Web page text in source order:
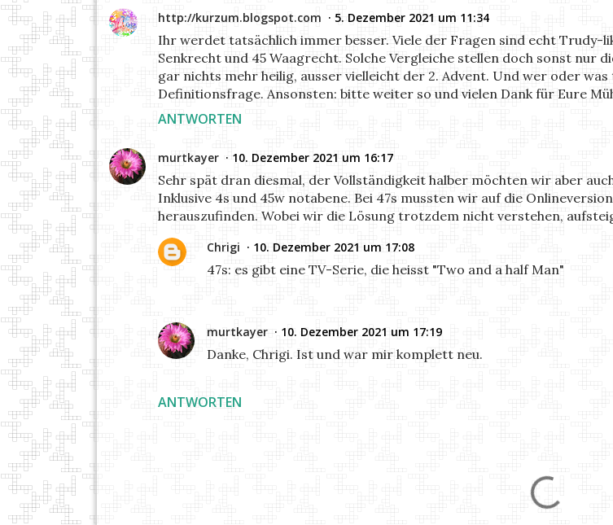
http://kurzum.blogspot.com 5. Dezember 2021 um 11:34
Ihr werdet tatsächlich immer besser. Viele der Fragen sind echt
Senkrecht und 45 Waagrecht. Solche Vergleiche stellen doch sonst nur
gar nichts mehr heilig, ausser vielleicht der 2. Advent. Und wer oder
Definitionsfrage. Ansonsten: bitte weiter so und vielen Dank für Eure
ANTWORTEN
murtkayer 10. Dezember 2021 um 16:17
Sehr spät dran diesmal, der Vollständigkeit halber möchten wir aber
Inklusive 4s und 45w notabene. Bei 47s mussten wir auf die
herauszufinden. Wobei wir die Lösung trotzdem nicht verstehen,
ANTWORTEN
Chrigi 10. Dezember 2021 um 17:08
47s: es gibt eine TV-Serie, die heisst "Two and a half Man"
murtkayer 10. Dezember 2021 um 17:19
Danke, Chrigi. Ist und war mir komplett neu.